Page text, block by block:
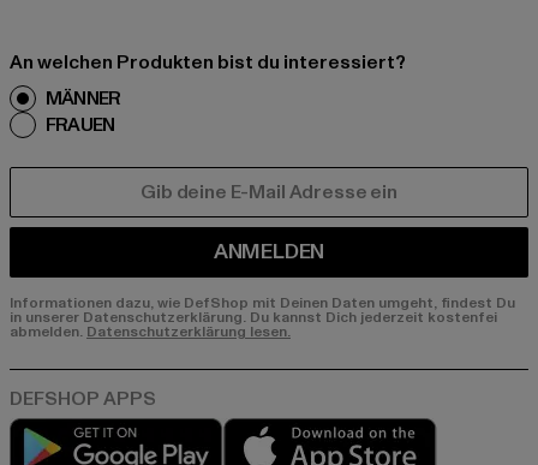
An welchen Produkten bist du interessiert?
MÄNNER
FRAUEN
ANMELDEN
Informationen dazu, wie DefShop mit Deinen Daten umgeht, findest Du
in unserer Datenschutzerklärung. Du kannst Dich jederzeit kostenfei
abmelden. Datenschutzerklärung lesen.
Play market